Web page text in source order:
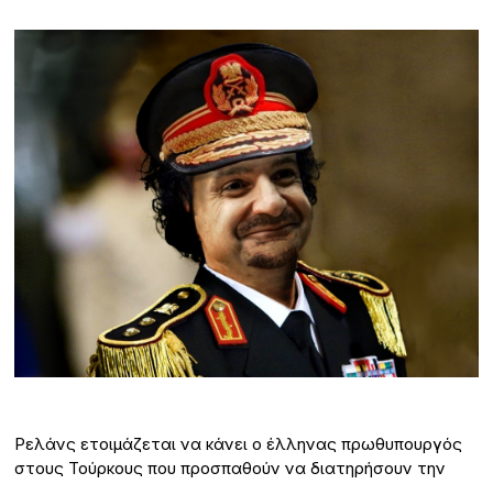
Ρελάνς ετοιμάζεται να κάνει ο έλληνας πρωθυπουργός
στους Τούρκους που προσπαθούν να διατηρήσουν την